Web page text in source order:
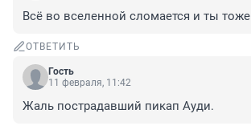
Всё во вселенной сломается и ты тоже
ОТВЕТИТЬ
Гость
11 февраля, 11:42
Жаль пострадавший пикап Ауди.